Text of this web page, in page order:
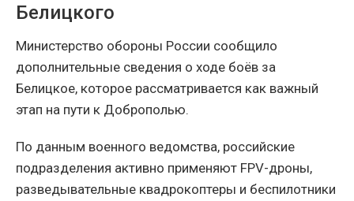
Белицкого
Министерство обороны России сообщило
дополнительные сведения о ходе боёв за
Белицкое, которое рассматривается как важный
этап на пути к Доброполью.
По данным военного ведомства, российские
подразделения активно применяют FPV-дроны,
разведывательные квадрокоптеры и беспилотники